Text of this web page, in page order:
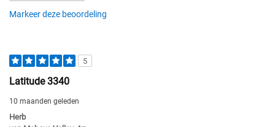
Markeer deze beoordeling
5
Latitude 3340
10 maanden geleden
Herb